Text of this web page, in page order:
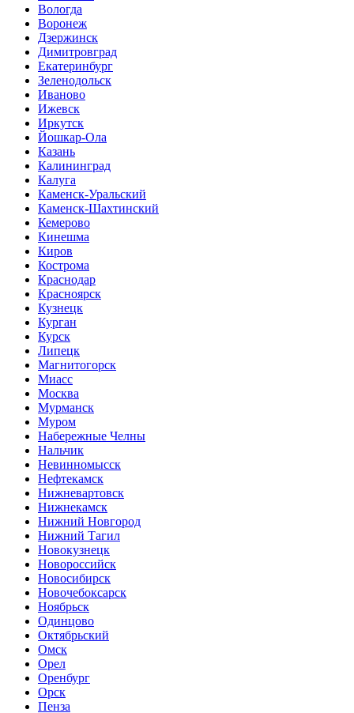
Вологда
Воронеж
Дзержинск
Димитровград
Екатеринбург
Зеленодольск
Иваново
Ижевск
Иркутск
Йошкар-Ола
Казань
Калининград
Калуга
Каменск-Уральский
Каменск-Шахтинский
Кемерово
Кинешма
Киров
Кострома
Краснодар
Красноярск
Кузнецк
Курган
Курск
Липецк
Магнитогорск
Миасс
Москва
Мурманск
Муром
Набережные Челны
Нальчик
Невинномысск
Нефтекамск
Нижневартовск
Нижнекамск
Нижний Новгород
Нижний Тагил
Новокузнецк
Новороссийск
Новосибирск
Новочебоксарск
Ноябрьск
Одинцово
Октябрьский
Омск
Орел
Оренбург
Орск
Пенза